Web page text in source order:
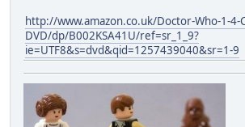
http://www.amazon.co.uk/Doctor-Who-1-4-
DVD/dp/B002KSA41U/ref=sr_1_9?
ie=UTF8&s=dvd&qid=1257439040&sr=1-9